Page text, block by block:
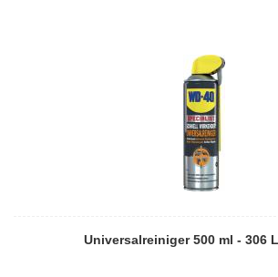
Universalreiniger 500 ml - 306